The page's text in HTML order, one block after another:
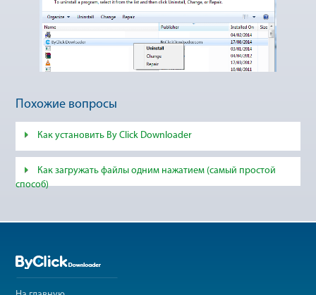
Похожие вопросы
Как установить By Click Downloader
Как загружать файлы одним нажатием (самый простой
способ)